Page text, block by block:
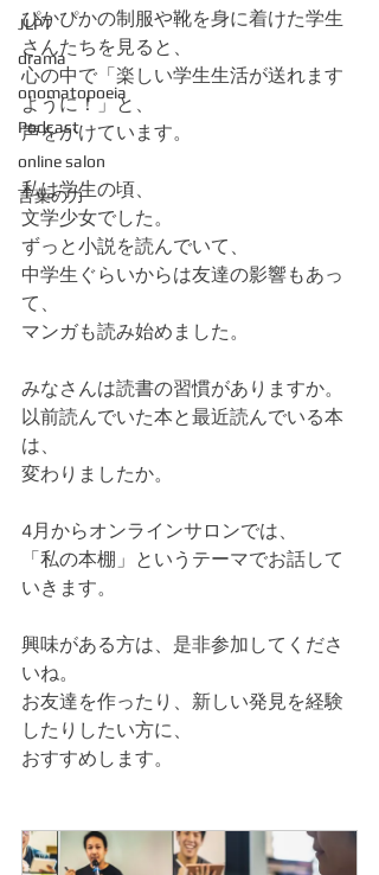
JLPT
drama
onomatopoeia
Podcast
online salon
言葉の力
ぴかぴかの制服や靴を身に着けた学生
さんたちを見ると、
心の中で「楽しい学生生活が送れます
ように！」と、
声をかけています。
私は学生の頃、
文学少女でした。
ずっと小説を読んでいて、
中学生ぐらいからは友達の影響もあっ
て、
マンガも読み始めました。
みなさんは読書の習慣がありますか。
以前読んでいた本と最近読んでいる本
は、
変わりましたか。
4月からオンラインサロンでは、
「私の本棚」というテーマでお話して
いきます。
興味がある方は、是非参加してくださ
いね。
お友達を作ったり、新しい発見を経験
したりしたい方に、
おすすめします。